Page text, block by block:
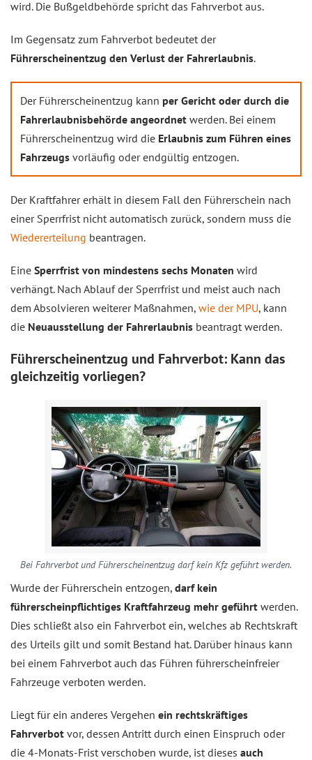
wird. Die Bußgeldbehörde spricht das Fahrverbot aus.
Im Gegensatz zum Fahrverbot bedeutet der
Führerscheinentzug den Verlust der Fahrerlaubnis.
Der Führerscheinentzug kann per Gericht oder durch die
Fahrerlaubnisbehörde angeordnet werden. Bei einem
Führerscheinentzug wird die Erlaubnis zum Führen eines
Fahrzeugs vorläufig oder endgültig entzogen.
Der Kraftfahrer erhält in diesem Fall den Führerschein nach
einer Sperrfrist nicht automatisch zurück, sondern muss die
Wiedererteilung beantragen.
Eine Sperrfrist von mindestens sechs Monaten wird
verhängt. Nach Ablauf der Sperrfrist und meist auch nach
dem Absolvieren weiterer Maßnahmen, wie der MPU, kann
die Neuausstellung der Fahrerlaubnis beantragt werden.
Führerscheinentzug und Fahrverbot: Kann das
gleichzeitig vorliegen?
Bei Fahrverbot und Führerscheinentzug darf kein Kfz geführt werden.
Wurde der Führerschein entzogen, darf kein
führerscheinpflichtiges Kraftfahrzeug mehr geführt werden.
Dies schließt also ein Fahrverbot ein, welches ab Rechtskraft
des Urteils gilt und somit Bestand hat. Darüber hinaus kann
bei einem Fahrverbot auch das Führen führerscheinfreier
Fahrzeuge verboten werden.
Liegt für ein anderes Vergehen ein rechtskräftiges
Fahrverbot vor, dessen Antritt durch einen Einspruch oder
die 4-Monats-Frist verschoben wurde, ist dieses auch